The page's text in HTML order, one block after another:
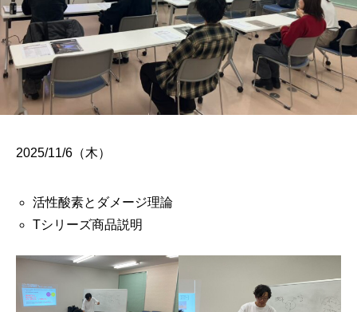
2025/11/6（木）
活性酸素とダメージ理論
Tシリーズ商品説明